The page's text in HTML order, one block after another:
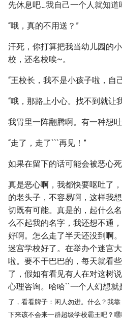
先休息吧~我自己一个人就知道
“哦，真的不用送？”
汗死，你打算把我当幼儿园的
校，还名校唉~。
“王校长，我不是小孩子啦，自
“哦，那路上小心。找不到就让
我胃里一阵翻腾啊。有一种想吐
“走了，走了```再见！”
如果在留下的话可能会被恶心死
真是恶心啊，我都快要呕吐了
的老头子，不容易啊，这样我
切既有可能。真是的，起什么
么不起我的名字，我还想不通
好啊。怎么走了半天还没到啊
迷宫学校好了。在举办个迷宫
啦。要不干巴巴的，每天就看
了，假如有看见有人在对这树
心理咨询。哈哈``一个人幻想就
了，看看牌子：闲人勿进。什么？我
下来该不会来一群超级学校霸王吧？